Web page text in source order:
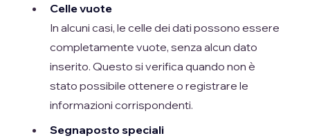
Celle vuote
In alcuni casi, le celle dei dati possono essere
completamente vuote, senza alcun dato
inserito. Questo si verifica quando non è
stato possibile ottenere o registrare le
informazioni corrispondenti.
Segnaposto speciali